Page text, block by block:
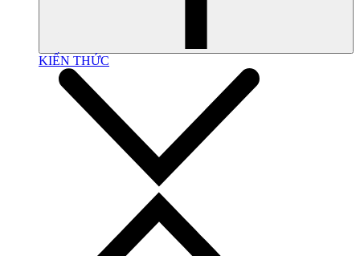
KIẾN THỨC